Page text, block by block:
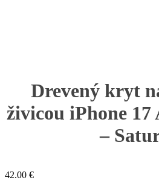
Drevený kryt
živicou iPhone
–
42.00 €